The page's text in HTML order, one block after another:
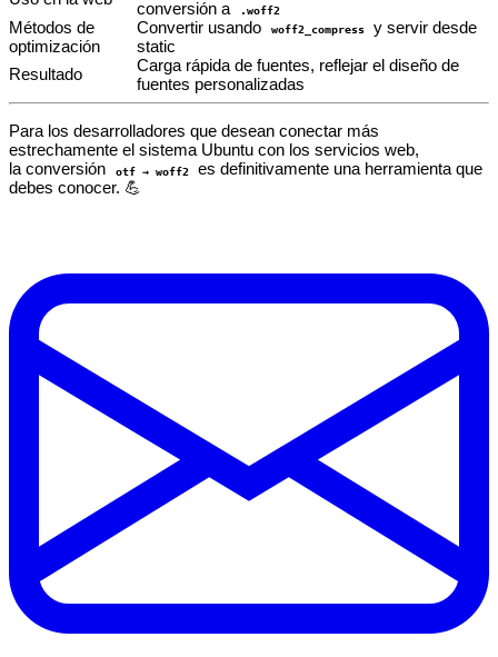
conversión a
.woff2
Métodos de
optimización
Convertir usando woff2_compress
y servir desde
static
Resultado
Carga rápida de fuentes, reflejar el diseño de
fuentes personalizadas
Para los desarrolladores que desean conectar más
estrechamente el sistema Ubuntu con los servicios web,
la conversión
otf → woff2
es definitivamente una herramienta que
debes conocer. 💪